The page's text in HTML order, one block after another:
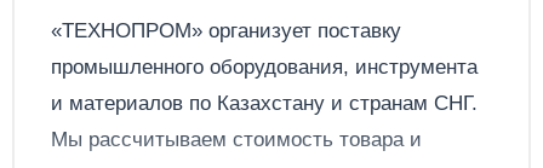
«ТЕХНОПРОМ» организует поставку
промышленного оборудования, инструмента
и материалов по Казахстану и странам СНГ.
Мы рассчитываем стоимость товара и